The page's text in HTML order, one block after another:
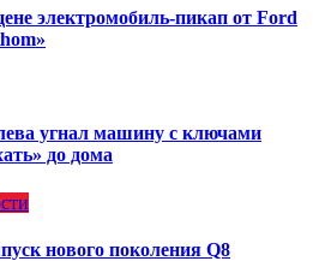
электромобиль-пикап от Ford
угнал машину с ключами
до дома
нового поколения Q8